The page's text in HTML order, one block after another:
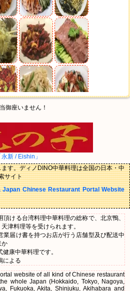
御座いません！
永新 / Eishin」
す。ディノDINO中華料理は全国の日本・中
サイト
Japan Chinese Restaurant Portal Website
ける台湾料理中華料理の総称で、北京鴨、
津料理等を受けられます。
業届け書を持つお店が行う店舗型及び配送中
か
康中華料理です。
による
website of all kind of Chinese restaurant
whole Japan (Hokkaido, Tokyo, Nagoya,
Fukuoka, Akita, Shinjuku, Akihabara and